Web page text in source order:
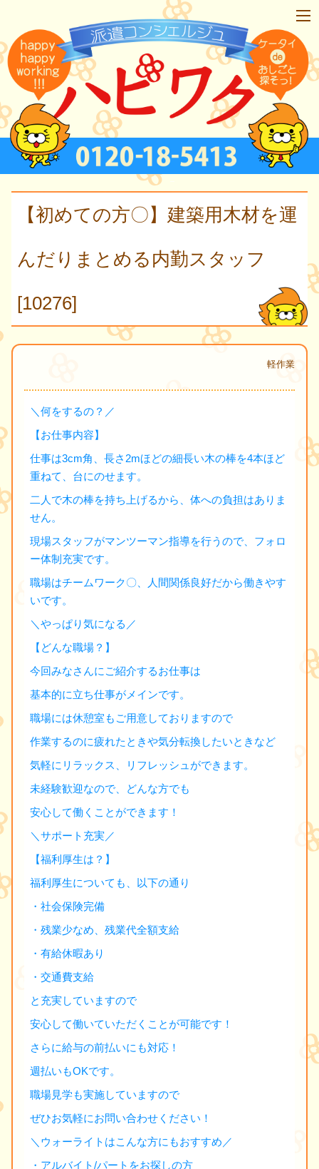
【初めての方〇】建築用木材を運
んだりまとめる内勤スタッフ
[10276]
軽作業
＼何をするの？／
【お仕事内容】
仕事は3cm角、長さ2mほどの細長い木の棒を4本ほど
重ねて、台にのせます。
二人で木の棒を持ち上げるから、体への負担はありま
せん。
現場スタッフがマンツーマン指導を行うので、フォロ
ー体制充実です。
職場はチームワーク〇、人間関係良好だから働きやす
いです。
＼やっぱり気になる／
【どんな職場？】
今回みなさんにご紹介するお仕事は
基本的に立ち仕事がメインです。
職場には休憩室もご用意しておりますので
作業するのに疲れたときや気分転換したいときなど
気軽にリラックス、リフレッシュができます。
未経験歓迎なので、どんな方でも
安心して働くことができます！
＼サポート充実／
【福利厚生は？】
福利厚生についても、以下の通り
・社会保険完備
・残業少なめ、残業代全額支給
・有給休暇あり
・交通費支給
と充実していますので
安心して働いていただくことが可能です！
さらに給与の前払いにも対応！
週払いもOKです。
職場見学も実施していますので
ぜひお気軽にお問い合わせください！
＼ウォーライトはこんな方にもおすすめ／
・アルバイト/パートをお探しの方